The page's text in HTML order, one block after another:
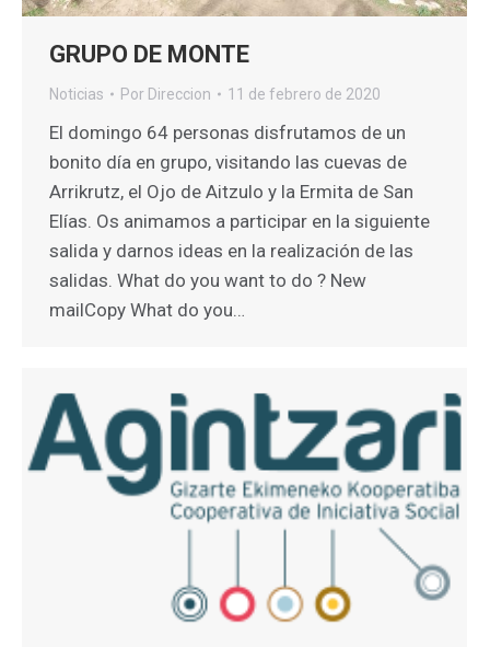
GRUPO DE MONTE
Noticias Por Direccion 11 de febrero de 2020
El domingo 64 personas disfrutamos de un
bonito día en grupo, visitando las cuevas de
Arrikrutz, el Ojo de Aitzulo y la Ermita de San
Elías. Os animamos a participar en la siguiente
salida y darnos ideas en la realización de las
salidas. What do you want to do ? New
mailCopy What do you…